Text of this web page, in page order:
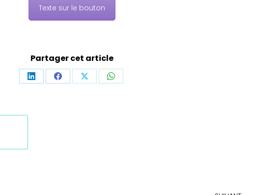
Texte sur le bouton
Partager cet article
PartagerPartagerPartagerPartager